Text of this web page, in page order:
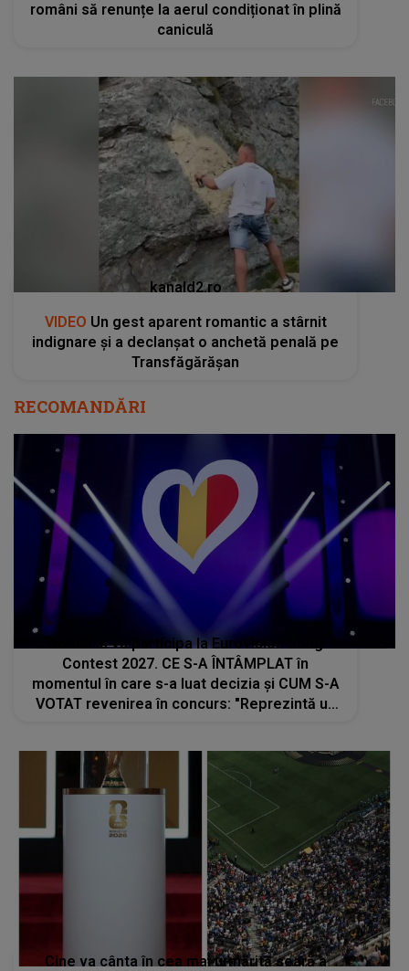
români să renunțe la aerul condiționat în plină
caniculă
kanald2.ro
VIDEO Un gest aparent romantic a stârnit
indignare și a declanșat o anchetă penală pe
Transfăgărășan
RECOMANDĂRI
România va participa la Eurovision Song
Contest 2027. CE S-A ÎNTÂMPLAT în
momentul în care s-a luat decizia și CUM S-A
VOTAT revenirea în concurs: "Reprezintă un
Cine va cânta în cea mai urmărită seară a